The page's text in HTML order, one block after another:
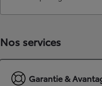
Nos services
Garantie &